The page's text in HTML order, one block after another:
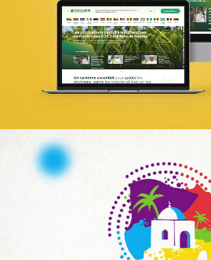
Web, Intranet et Extranet
ANSEJ
ONG & Bailleur de fonds
Plateformes digitales